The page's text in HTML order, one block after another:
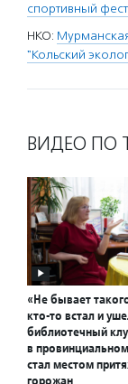
спортивный
НКО:
"Кольский
ВИДЕО ПО
«Не бывает
кто-то встал и
библиотечный
в
стал местом
горожан